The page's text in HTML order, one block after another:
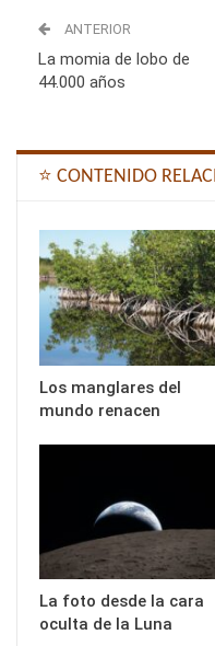
ANTERIOR
La momia de lobo de
44.000 años
⭐ CONTENIDO
Los manglares del
mundo renacen
La foto desde la cara
oculta de la Luna